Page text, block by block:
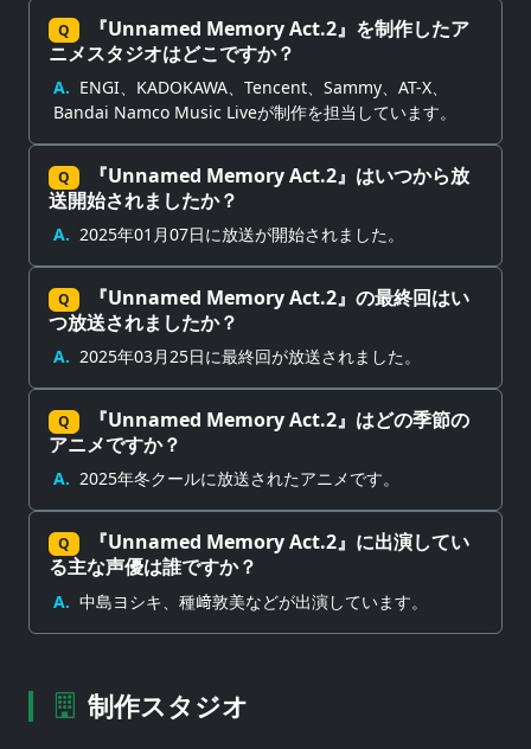
Q
『Unnamed Memory Act.2』を制作したア
ニメスタジオはどこですか？
A. ENGI、KADOKAWA、Tencent、Sammy、AT-X、
Bandai Namco Music Liveが制作を担当しています。
Q
『Unnamed Memory Act.2』はいつから放
送開始されましたか？
A. 2025年01月07日に放送が開始されました。
Q
『Unnamed Memory Act.2』の最終回はい
つ放送されましたか？
A. 2025年03月25日に最終回が放送されました。
Q
『Unnamed Memory Act.2』はどの季節の
アニメですか？
A. 2025年冬クールに放送されたアニメです。
Q
『Unnamed Memory Act.2』に出演してい
る主な声優は誰ですか？
A. 中島ヨシキ、種﨑敦美などが出演しています。
制作スタジオ